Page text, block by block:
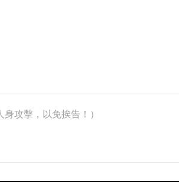
攻擊，以免挨告！）